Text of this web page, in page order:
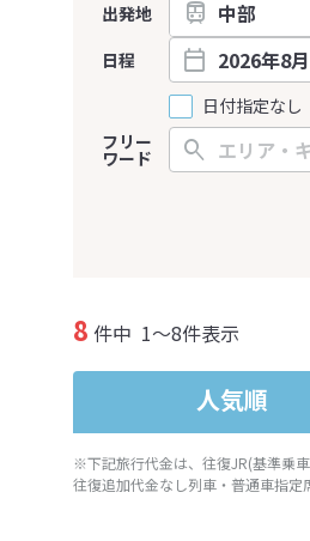
出発地
日程
日付指定なし
フリー
ワード
8 件中 1～8件表示
人気順
※下記旅行代金は、往復JR(基準乗車
往復追加代金なし列車・普通車指定